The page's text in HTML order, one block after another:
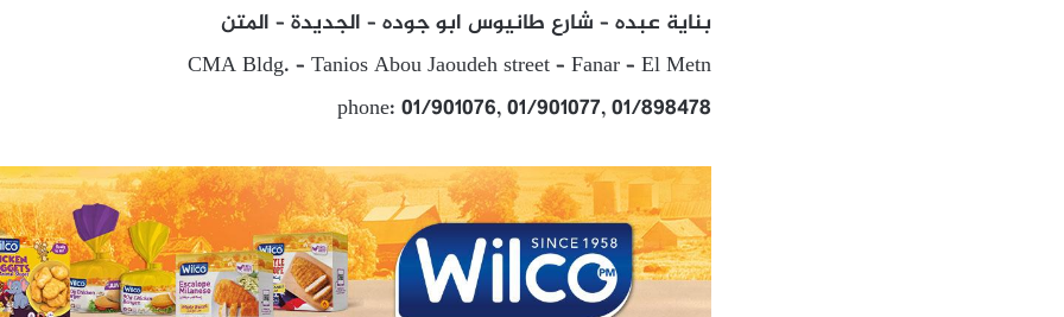
بناية عبده – شارع طانيوس ابو جوده – الجديدة – المتن
CMA Bldg. – Tanios Abou Jaoudeh street – Fanar – El Metn
phone: 01/901076, 01/901077, 01/898478